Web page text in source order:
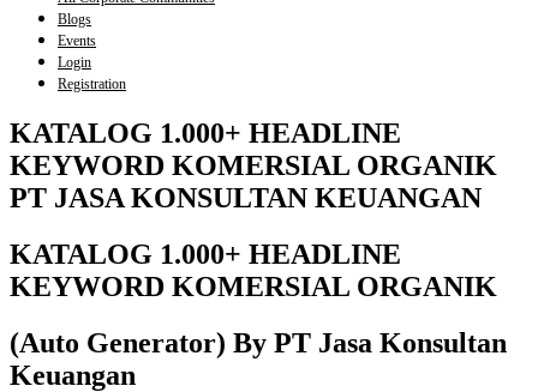
Blogs
Events
Login
Registration
KATALOG 1.000+ HEADLINE
KEYWORD KOMERSIAL ORGANIK
PT JASA KONSULTAN KEUANGAN
KATALOG 1.000+ HEADLINE
KEYWORD KOMERSIAL ORGANIK
(Auto Generator) By PT Jasa Konsultan
Keuangan